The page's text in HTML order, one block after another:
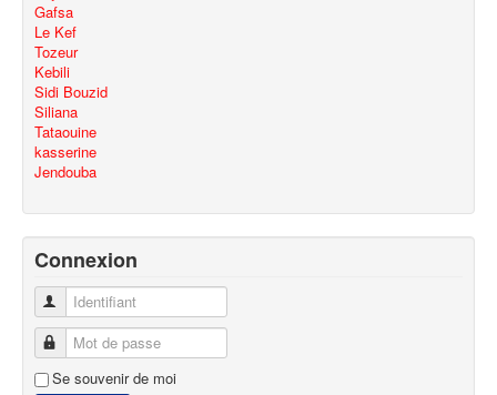
Gafsa
Le Kef
Tozeur
Kebili
Sidi Bouzid
Siliana
Tataouine
kasserine
Jendouba
Connexion
Identifiant
Mot de passe
Se souvenir de moi